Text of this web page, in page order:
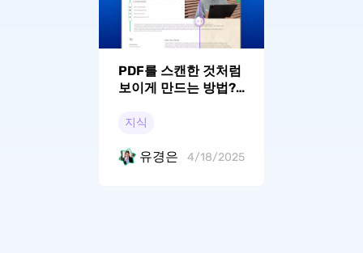
PDF를 스캔한 것처럼
보이게 만드는 방법?
법)
지식
유경은 4/18/2025